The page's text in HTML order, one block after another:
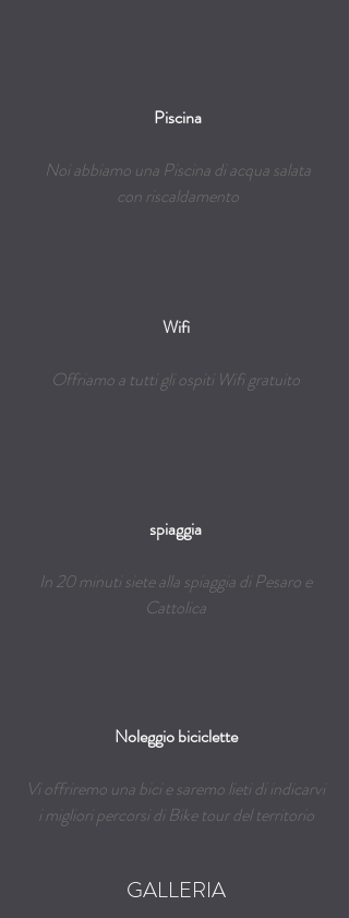
Piscina
Noi abbiamo una Piscina di acqua salata
con riscaldamento
Wifi
Offriamo a tutti gli ospiti Wifi gratuito
spiaggia
In 20 minuti siete alla spiaggia di Pesaro e
Cattolica
Noleggio biciclette
Vi offriremo una bici e saremo lieti di indicarvi
i migliori percorsi di Bike tour del territorio
GALLERIA